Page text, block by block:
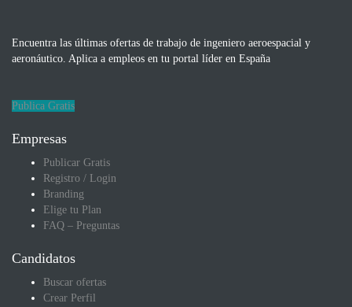
Encuentra las últimas ofertas de trabajo de ingeniero aeroespacial y
aeronáutico. Aplica a empleos en tu portal líder en España
Publica Gratis
Empresas
Publicar Gratis
Registro / Login
Branding
Elige tu Plan
FAQ – Preguntas
Candidatos
Buscar ofertas
Crear Perfil